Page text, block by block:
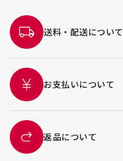
送料・配送について
お支払いについて
返品について